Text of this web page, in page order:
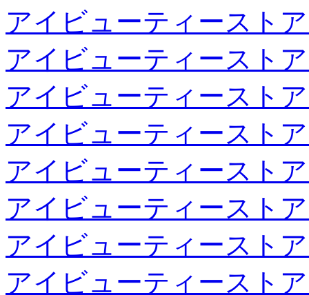
アイビューティースト
アイビューティースト
アイビューティースト
アイビューティースト
アイビューティースト
アイビューティースト
アイビューティースト
アイビューティースト